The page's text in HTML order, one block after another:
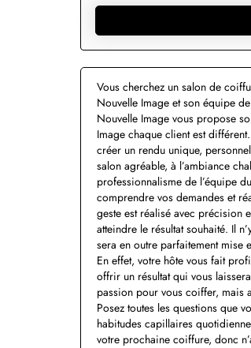
Vous cherchez un salon de
Nouvelle Image et son équipe
Nouvelle Image vous propose
Image chaque client est
créer un rendu unique,
salon agréable, à l’ambiance
professionnalisme de l’équipe
comprendre vos demandes et
geste est réalisé avec précision
atteindre le résultat souhaité. Il
sera en outre parfaitement mise
En effet, votre hôte vous fait
offrir un résultat qui vous
passion pour vous coiffer, mais
Posez toutes les questions que
habitudes capillaires
votre prochaine coiffure, donc